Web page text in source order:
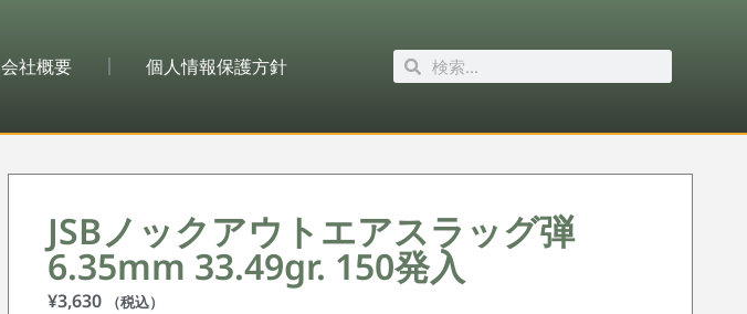
会社概要 個人情報保護方針
JSBノックアウトエアスラッグ弾
6.35mm 33.49gr. 150発入
¥3,630 （税込）